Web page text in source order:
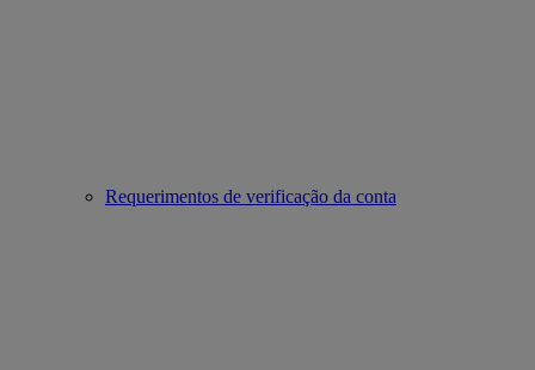
Requerimentos de verificação da conta